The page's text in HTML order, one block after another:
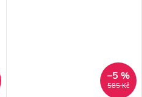
585 Kč
–5 %